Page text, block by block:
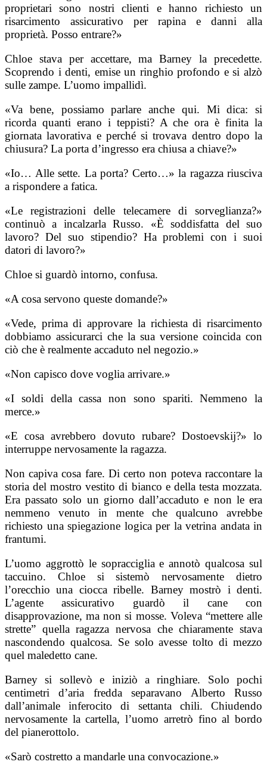
proprietari sono nostri clienti e hanno richiesto un
risarcimento assicurativo per rapina e danni alla
proprietà. Posso entrare?»
Chloe stava per accettare, ma Barney la precedette.
Scoprendo i denti, emise un ringhio profondo e si alzò
sulle zampe. L’uomo impallidì.
«Va bene, possiamo parlare anche qui. Mi dica: si
ricorda quanti erano i teppisti? A che ora è finita la
giornata lavorativa e perché si trovava dentro dopo la
chiusura? La porta d’ingresso era chiusa a chiave?»
«Io… Alle sette. La porta? Certo…» la ragazza riusciva
a rispondere a fatica.
«Le registrazioni delle telecamere di sorveglianza?»
continuò a incalzarla Russo. «È soddisfatta del suo
lavoro? Del suo stipendio? Ha problemi con i suoi
datori di lavoro?»
Chloe si guardò intorno, confusa.
«A cosa servono queste domande?»
«Vede, prima di approvare la richiesta di risarcimento
dobbiamo assicurarci che la sua versione coincida con
ciò che è realmente accaduto nel negozio.»
«Non capisco dove voglia arrivare.»
«I soldi della cassa non sono spariti. Nemmeno la
merce.»
«E cosa avrebbero dovuto rubare? Dostoevskij?» lo
interruppe nervosamente la ragazza.
Non capiva cosa fare. Di certo non poteva raccontare la
storia del mostro vestito di bianco e della testa mozzata.
Era passato solo un giorno dall’accaduto e non le era
nemmeno venuto in mente che qualcuno avrebbe
richiesto una spiegazione logica per la vetrina andata in
frantumi.
L’uomo aggrottò le sopracciglia e annotò qualcosa sul
taccuino. Chloe si sistemò nervosamente dietro
l’orecchio una ciocca ribelle. Barney mostrò i denti.
L’agente assicurativo guardò il cane con
disapprovazione, ma non si mosse. Voleva “mettere alle
strette” quella ragazza nervosa che chiaramente stava
nascondendo qualcosa. Se solo avesse tolto di mezzo
quel maledetto cane.
Barney si sollevò e iniziò a ringhiare. Solo pochi
centimetri d’aria fredda separavano Alberto Russo
dall’animale inferocito di settanta chili. Chiudendo
nervosamente la cartella, l’uomo arretrò fino al bordo
del pianerottolo.
«Sarò costretto a mandarle una convocazione.»